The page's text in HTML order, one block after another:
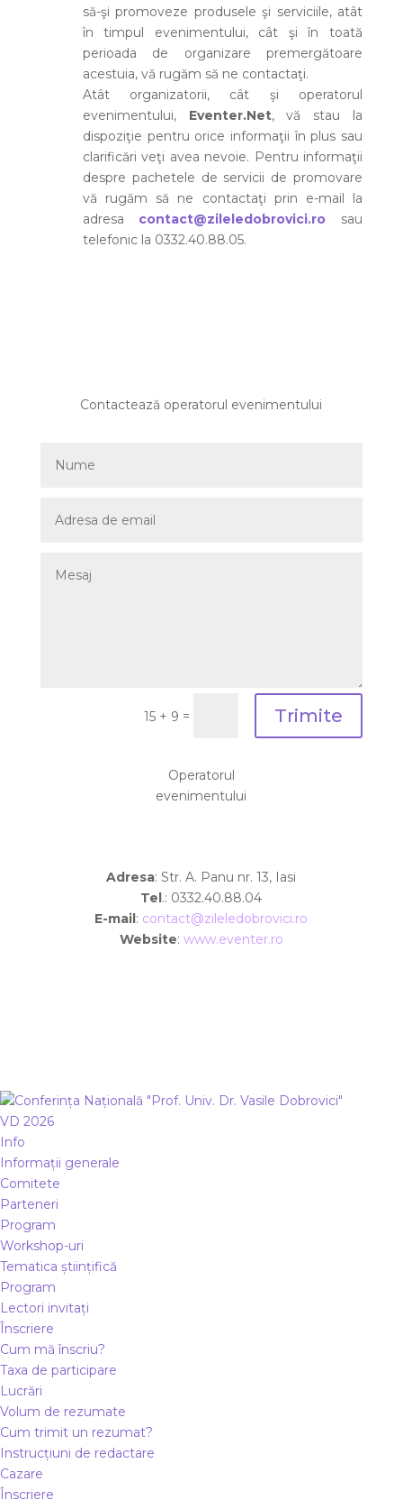
să-şi promoveze produsele şi serviciile, atât
în timpul evenimentului, cât şi în toată
perioada de organizare premergătoare
acestuia, vă rugăm să ne contactaţi.
Atât organizatorii, cât şi operatorul
evenimentului,
Eventer.Net, vă stau la
dispoziţie pentru orice informaţii în plus sau
clarificări veţi avea nevoie. Pentru informaţii
despre pachetele de servicii de promovare
vă rugăm să ne contactaţi prin e-mail la
adresa
contact@zileledobrovici.ro
sau
telefonic la 0332.40.88.05.
Contactează operatorul evenimentului
15 + 9 = Trimite
Operatorul
evenimentului
Adresa: Str. A. Panu nr. 13, Iasi
Tel.: 0332.40.88.04
E-mail: contact@zileledobrovici.ro
Website: www.eventer.ro
VD 2026
Info
Informații generale
Comitete
Parteneri
Program
Workshop-uri
Tematica științifică
Program
Lectori invitați
Înscriere
Cum mă înscriu?
Taxa de participare
Lucrări
Volum de rezumate
Cum trimit un rezumat?
Instrucțiuni de redactare
Cazare
Înscriere